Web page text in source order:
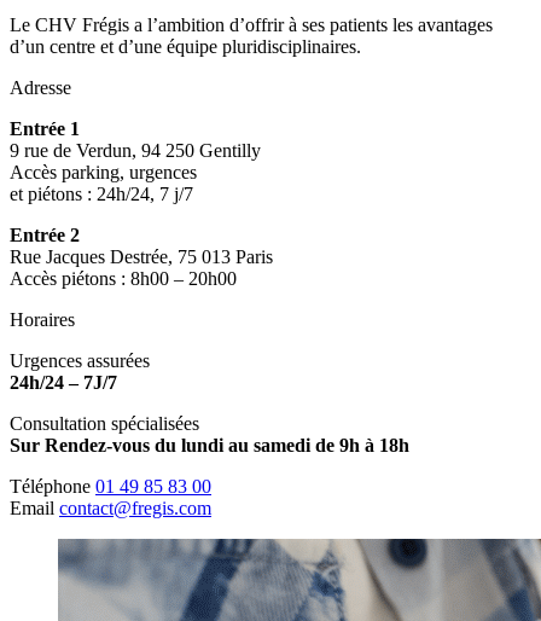
Le CHV Frégis a l’ambition d’offrir à ses patients les avantages
d’un centre et d’une équipe pluridisciplinaires.
Adresse
Entrée 1
9 rue de Verdun, 94 250 Gentilly
Accès parking, urgences
et piétons : 24h/24, 7 j/7
Entrée 2
Rue Jacques Destrée, 75 013 Paris
Accès piétons : 8h00 – 20h00
Horaires
Urgences assurées
24h/24 – 7J/7
Consultation spécialisées
Sur Rendez-vous du lundi au samedi de 9h à 18h
Téléphone 01 49 85 83 00
Email contact@fregis.com